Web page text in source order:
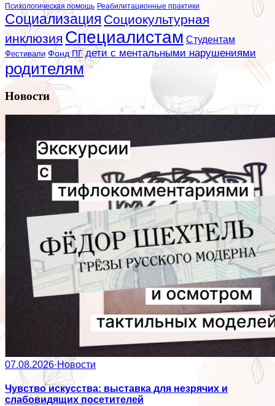
Психологическая помощь Реабилитационные практики
Социализация Социокультурная
инклюзия Специалистам Студентам
Фестивали Фонд ПГ дети с ментальными нарушениями
родителям
Новости
07.08.2026·Новости
Чувство искусства: выставка для незрячих и
слабовидящих посетителей